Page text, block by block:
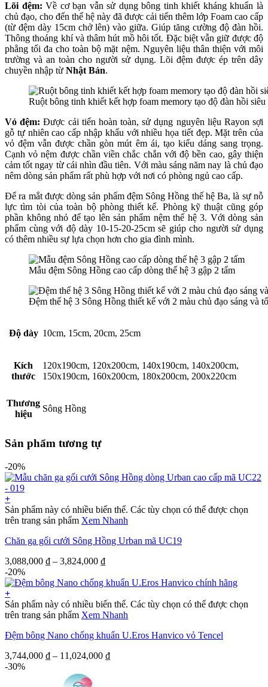
Lõi đệm: Về cơ bạn vẫn sử dụng bông tinh khiết kháng khuẩn là
chủ đạo, cho đến thế hệ này đã được cải tiến thêm lớp Foam cao cấp
(từ đệm dày 15cm chở lên) vào giữa. Giúp tăng cường độ đàn hồi.
Thông thoáng khí và thâm hút mồ hôi tốt. Đặc biệt vẫn giữ được độ
phẳng tối đa cho toàn bộ mặt nệm. Nguyên liệu thân thiện với môi
trường và an toàn cho người sử dụng. Lõi đệm được ép trên dây
chuyền nhập từ Nhật Bản.
Ruột bông tinh khiết kết hợp foam memory tạo độ đàn hồi siêu
Vỏ đệm: Được cải tiến hoàn toàn, sử dụng nguyên liệu Rayon sợi
gỗ tự nhiên cao cấp nhập khẩu với nhiều họa tiết đẹp. Mặt trên của
vỏ đệm vẫn được chần gòn mút êm ái, tạo kiểu dáng sang trọng.
Cạnh vỏ nệm được chần viền chắc chắn với độ bền cao, gây thiện
cảm tốt ngay từ cái nhìn đầu tiên. Với màu sáng năm nay là chủ đạo
nêm dòng sản phẩm rất phù hợp với nơi có phòng ngủ cao cấp.
Để ra mắt được dòng sản phẩm đệm Sông Hồng thế hệ Ba, là sự nỗ
lực tìm tòi của toàn bộ phòng thiết kế. Phòng kỹ thuật cũng góp
phần không nhỏ để tạo lên sản phẩm nệm thế hệ 3. Với dòng sản
phẩm cùng với độ dày 10-15-20-25cm sẽ giúp cho người sử dụng
có thêm nhiều sự lựa chọn hơn cho gia đình mình.
Mẫu đệm Sông Hồng cao cấp dòng thế hệ 3 gập 2 tấm
Đệm thế hệ 3 Sông Hồng thiết kế với 2 màu chủ đạo sáng và
Độ dày 10cm, 15cm, 20cm, 25cm
Kích
thước
120x190cm, 120x200cm, 140x190cm, 140x200cm,
150x190cm, 160x200cm, 180x200cm, 200x220cm
Thương
hiệu
Sông Hồng
Sản phẩm tương tự
-20%
+
Sản phẩm này có nhiều biến thể. Các tùy chọn có thể được chọn
trên trang sản phẩm Xem Nhanh
Chăn ga gối cưới Sông Hồng Urban mã UC19
3,088,000 ₫ – 3,824,000 ₫
-20%
+
Sản phẩm này có nhiều biến thể. Các tùy chọn có thể được chọn
trên trang sản phẩm Xem Nhanh
Đệm bông Nano chống khuẩn U.Eros Hanvico vỏ Tencel
3,744,000 ₫ – 11,024,000 ₫
-30%